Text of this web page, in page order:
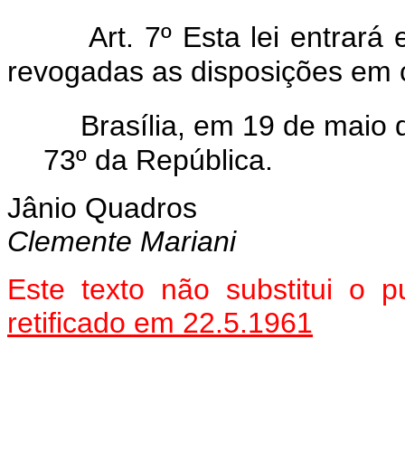
Art. 7º Esta lei entrará
revogadas as disposições em
Brasília, em 19 de maio
73º da República.
Jânio Quadros
Clemente Mariani
Este texto não substitui o
retificado em 22.5.1961